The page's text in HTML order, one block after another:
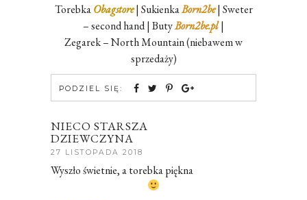
TorebkaObagstore| SukienkaBorn2be | Sweter
– second hand | ButyBorn2be.pl|
Zegarek – North Mountain (niebawem w
sprzedaży)
PODZIEL SIĘ:
NIECO STARSZA
DZIEWCZYNA
27 LISTOPADA 2018
Wyszło świetnie, a torebka piękna